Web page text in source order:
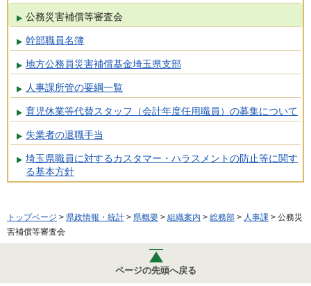
公務災害補償等審査会
幹部職員名簿
地方公務員災害補償基金埼玉県支部
人事課所管の要綱一覧
育児休業等代替スタッフ（会計年度任用職員）の募集について
失業者の退職手当
埼玉県職員に対するカスタマー・ハラスメントの防止等に関す
る基本方針
トップページ > 県政情報・統計 > 県概要 > 組織案内 > 総務部 > 人事課 > 公務災
害補償等審査会
ページの先頭へ戻る